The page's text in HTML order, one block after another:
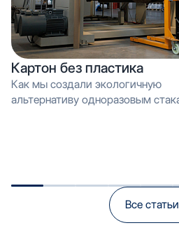
Картон без пластика
Как мы создали экологичную
альтернативу одноразовым стаканам,
Все статьи